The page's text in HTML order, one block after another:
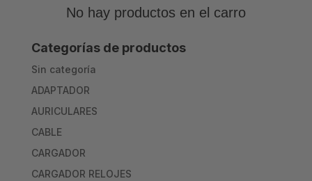
No hay productos en el carro
Categorías de productos
Sin categoría
ADAPTADOR
AURICULARES
CABLE
CARGADOR
CARGADOR RELOJES